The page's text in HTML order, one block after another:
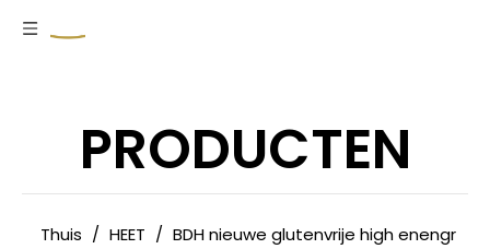
PRODUCTEN
Thuis / HEET / BDH nieuwe glutenvrije high enengr